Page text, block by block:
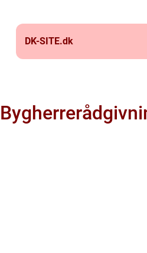
DK-SITE.dk